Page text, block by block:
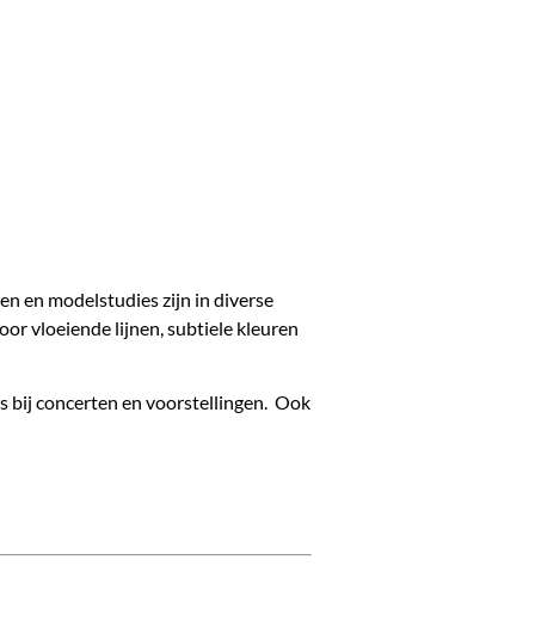
en modelstudies zijn in diverse
vloeiende lijnen, subtiele kleuren
bij concerten en voorstellingen. Ook